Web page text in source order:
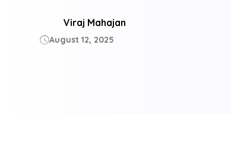
Viraj Mahajan
August 12, 2025